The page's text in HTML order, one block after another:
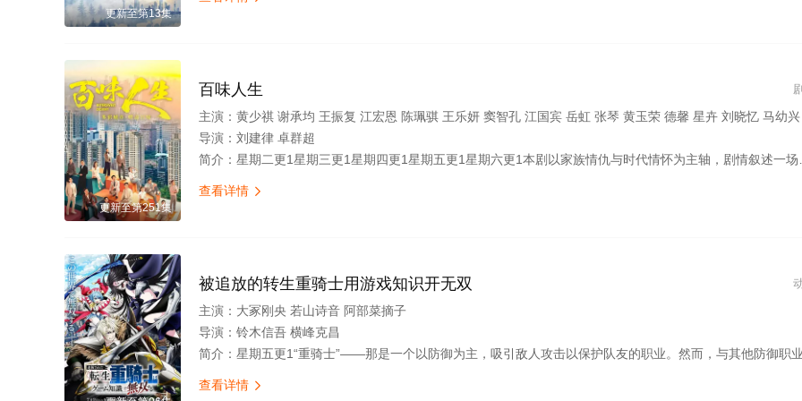
更新至第13集
更新至第251集
百味人生
主演： 黄少祺 谢承均 王振复 江宏恩 陈珮骐 王乐妍 窦智孔 江国宾 岳虹 张琴 黄玉荣 德馨 星卉 刘晓忆 马幼兴 林佑星 陈小菁 苗真 林萱瑜 陈谦文‬ 韩宜邦 李睿绅 邱子芯 游诗璟 周宜霈 赖郁庭 郭亚棠 刘书宏 陈素珍 刘汉强 王岳丰 黄圆元 王上豪 蔡力谦 王希华 安伯政 Charks
导演： 刘建律 卓群超
简介： 星期二更1星期三更1星期四更1星期五更1星期六更1本剧以家族情仇与时代情怀为主轴，剧情叙述一场突如其来的意外，让「五秀园」的传奇厨神总舖师万里师(刘汉强饰)蒙冤身亡，爱女(王乐妍饰)坠海失踪，昔日并肩打拼的四位弟子:大师兄(窦智孔饰)二师姐(星卉饰)三师兄(谢承均饰)与小师弟(王振复饰)也因此分崩离析，曾经名噪一时的五秀园成了无法回首的过往。然而，25年后，尘封的秘密即将重现，恩怨情仇再度捲土重来，一段段亲情与背叛交织的故事，将牵动所有人的命运…
查看详情 
被追放的转生重骑士用游戏知识开无双
主演： 大冢刚央 若山诗音 阿部菜摘子
导演： 铃木信吾 横峰克昌
简介： 星期五更1“重骑士”——那是一个以防御为主，吸引敌人攻击以保护队友的职业。然而，与其他防御职业相比，其性能缺乏灵活性，攻击性能过低，导致连等级都难以正常提升。因此，它被称为超越了“不幸”的“缺陷”职业。 出生于代代相传“剑圣”血脉的埃德温伯爵家的埃尔玛，在作为继承人的重要仪式“加护仪式”中，觉醒了被称为“缺陷”职业的“重骑士”，不仅失去了下一任家主的地位，还被不公正地放逐了。然而，在那时他恢复了前世的记忆，并意识到这个世界与他生前沉迷的VR在线游戏《MagicWorld》完全相同。然后，埃尔玛知道了。“重骑士”才是最强的职业……被伯爵家放逐后成为独行冒险者的埃尔玛，充分利用生前的知识，开始高效地攻略这个世界。
查看详情 